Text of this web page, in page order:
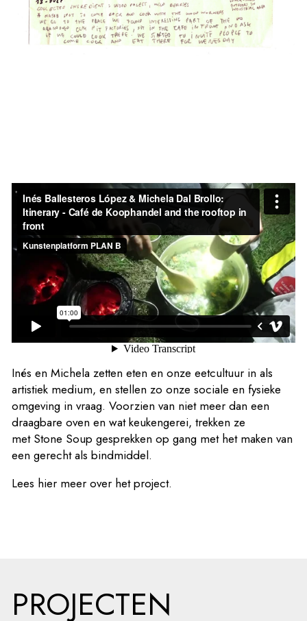
Inés en Michela zetten eten en onze eetcultuur in als
artistiek medium, en stellen zo onze sociale en fysieke
omgeving in vraag. Voorzien van niet meer dan een
draagbare oven en wat keukengerei, trekken ze
met Stone Soup gesprekken op gang met het maken van
een gerecht als bindmiddel.
Lees hier meer over het project.
PROJECTEN